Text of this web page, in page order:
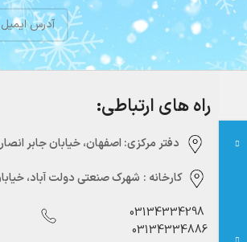
راه های ارتباطی:
دفتر مرکزی:‌ اصفهان، خیابان جابر انصاری، خیابان
کارخانه : شهرک صنعتی دولت آباد، خیابان
03134334298
03134334886